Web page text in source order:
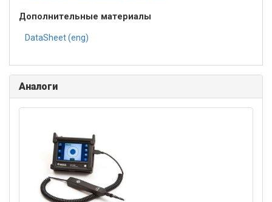
Дополнительные материалы
DataSheet (eng)
Аналоги